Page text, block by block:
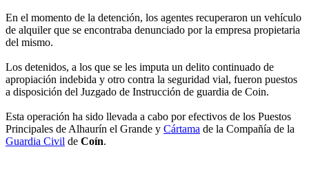
En el momento de la detención, los agentes recuperaron un vehículo
de alquiler que se encontraba denunciado por la empresa propietaria
del mismo.
Los detenidos, a los que se les imputa un delito continuado de
apropiación indebida y otro contra la seguridad vial, fueron puestos
a disposición del Juzgado de Instrucción de guardia de Coin.
Esta operación ha sido llevada a cabo por efectivos de los Puestos
Principales de Alhaurín el Grande y Cártama de la Compañía de la
Guardia Civil de Coín.